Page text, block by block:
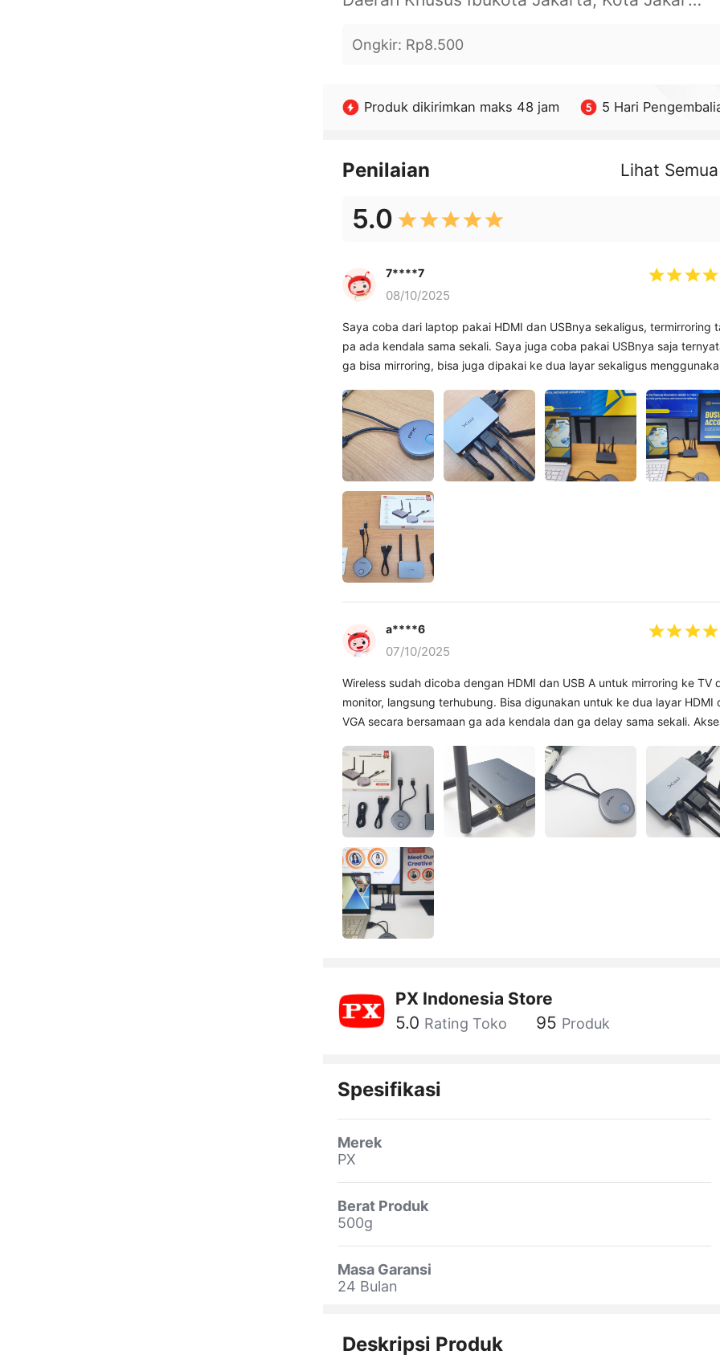
Ongkir: Rp8.500
Produk dikirimkan maks 48 jam 5 Hari
Penilaian Lihat Semua
5.0
7****7
08/10/2025
Saya coba dari laptop pakai HDMI dan USBnya sekaligus, termirroring
pa ada kendala sama sekali. Saya juga coba pakai USBnya saja
ga bisa mirroring, bisa juga dipakai ke dua layar sekaligus
a****6
07/10/2025
Wireless sudah dicoba dengan HDMI dan USB A untuk mirroring ke TV
monitor, langsung terhubung. Bisa digunakan untuk ke dua layar HDMI
VGA secara bersamaan ga ada kendala dan ga delay sama sekali.
PX Indonesia Store
5.0 Rating Toko 95 Produk
Spesifikasi
Merek
PX
Berat Produk
500g
Masa Garansi
24 Bulan
Deskripsi Produk